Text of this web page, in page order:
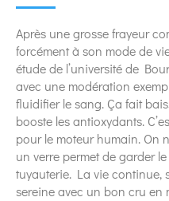
Après une grosse frayeur
forcément à son mode de
étude de l’université de
avec une modération
fluidifier le sang. Ça fait
booste les antioxydants.
pour le moteur humain. On
un verre permet de garder
tuyauterie. La vie continue,
sereine avec un bon cru en